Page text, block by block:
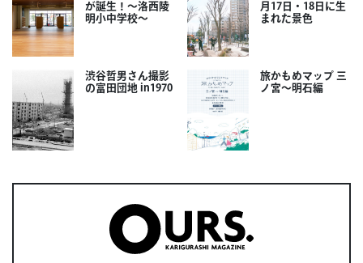
が誕生！～洛西陵
明小中学校～
月17日・18日に生
まれた景色
渋谷哲男さん撮影
の富田団地 in1970
旅かもめマップ 三
ノ宮〜明石編